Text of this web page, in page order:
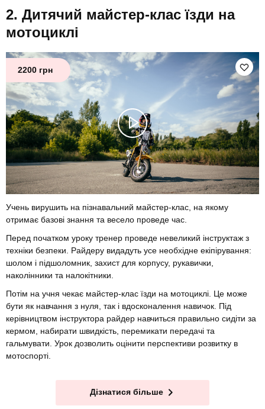
Дитячий майстер-клас їзди на
мотоциклі
2200 грн
Учень вирушить на пізнавальний майстер-клас, на якому
отримає базові знання та весело проведе час.
Перед початком уроку тренер проведе невеликий інструктаж з
техніки безпеки. Райдеру видадуть усе необхідне екіпірування:
шолом і підшоломник, захист для корпусу, рукавички,
наколінники та налокітники.
Потім на учня чекає майстер-клас їзди на мотоциклі. Це може
бути як навчання з нуля, так і вдосконалення навичок. Під
керівництвом інструктора райдер навчиться правильно сидіти за
кермом, набирати швидкість, перемикати передачі та
гальмувати. Урок дозволить оцінити перспективи розвитку в
мотоспорті.
Дізнатися більше